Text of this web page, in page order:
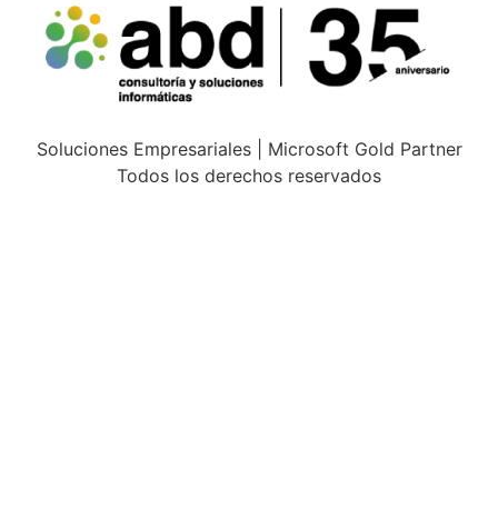
Soluciones Empresariales | Microsoft Gold Partner
Todos los derechos reservados